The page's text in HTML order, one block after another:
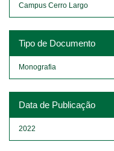
Campus Cerro Largo
Tipo de Documento
Monografia
Data de Publicação
2022